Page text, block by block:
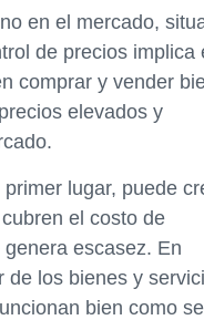
en el mercado,
de precios implica
comprar y vender
elevados y
lugar, puede
el costo de
escasez. En
de los bienes y
bien como